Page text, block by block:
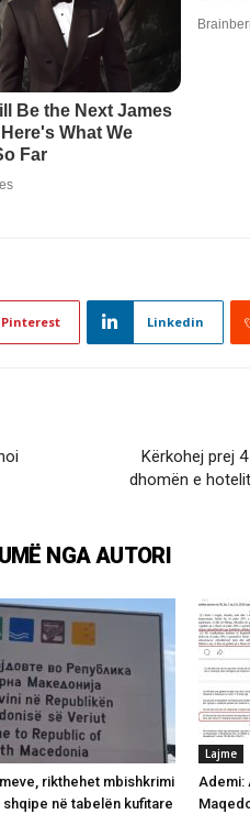
Pinterest Linkedin
Kërkohej prej
dhomën e
NGA AUTORI
rikthehet mbishkrimi
shqipe në tabelën kufitare
Lajme
Ademi: